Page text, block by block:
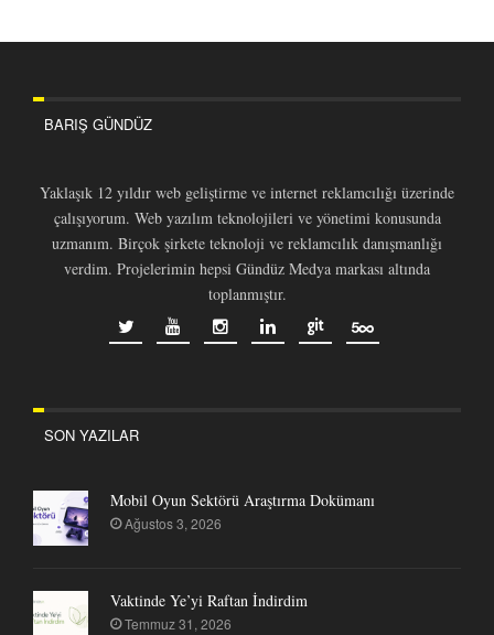
BARIŞ GÜNDÜZ
Yaklaşık 12 yıldır web geliştirme ve internet reklamcılığı üzerinde
çalışıyorum. Web yazılım teknolojileri ve yönetimi konusunda
uzmanım. Birçok şirkete teknoloji ve reklamcılık danışmanlığı
verdim. Projelerimin hepsi Gündüz Medya markası altında
toplanmıştır.
SON YAZILAR
Mobil Oyun Sektörü Araştırma Dokümanı
Ağustos 3, 2026
Vaktinde Ye’yi Raftan İndirdim
Temmuz 31, 2026